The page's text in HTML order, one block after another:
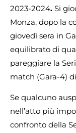
2023-2024. Si
Monza, dopo la
giovedì sera in
equilibrato di
pareggiare la
match (Gara-4)
Se qualcuno
nell’atto più
confronto della